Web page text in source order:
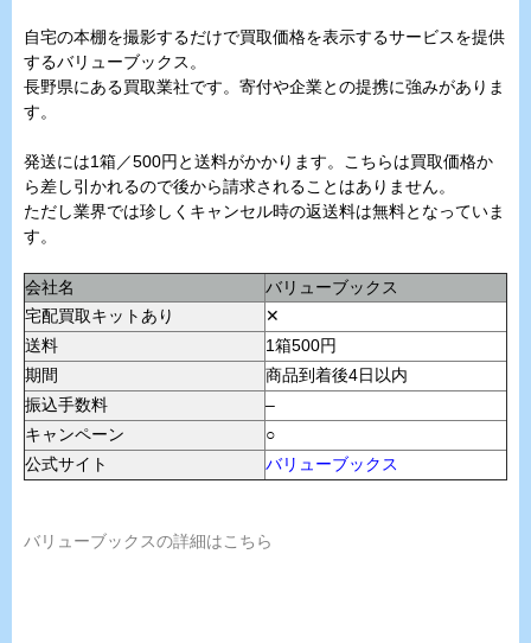
自宅の本棚を撮影するだけで買取価格を表示するサービスを提供
するバリューブックス。
長野県にある買取業社です。寄付や企業との提携に強みがありま
す。
発送には1箱／500円と送料がかかります。こちらは買取価格か
ら差し引かれるので後から請求されることはありません。
ただし業界では珍しくキャンセル時の返送料は無料となっていま
す。
会社名
バリューブックス
宅配買取キットあり
✕
送料
1箱500円
期間
商品到着後4日以内
振込手数料
–
キャンペーン
○
公式サイト
バリューブックス
バリューブックスの詳細はこちら